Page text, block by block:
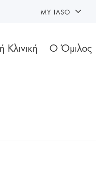
Κλινική Ο Όμιλος
MY IASO